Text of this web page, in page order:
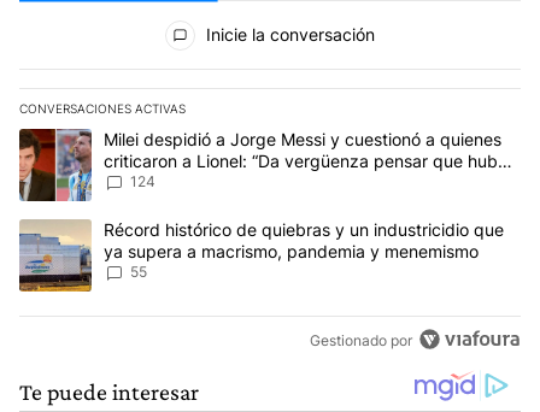
Todos los comentarios
Inicie la conversación
CONVERSACIONES ACTIVAS
Este listado muestra los artículos con más comentarios en los
Un artículo de tendencia con el título "Milei despidió a Jorge
Milei despidió a Jorge Messi y cuestionó a quienes
criticaron a Lionel: “Da vergüenza pensar que hubo
anti-Messi”
124
Un artículo de tendencia con el título "Récord histórico de
Récord histórico de quiebras y un industricidio que
ya supera a macrismo, pandemia y menemismo
55
Gestionado por